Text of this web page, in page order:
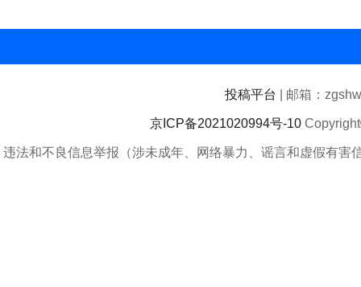
投稿平台 | 邮箱：
京ICP备2021020994号-10
违法和不良信息举报（涉未成年、网络暴力、谣言和虚假有